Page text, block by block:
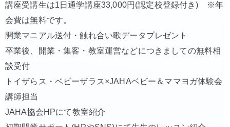
講座受講生は1日通学講座33,000円(認定校登録付き) ※年
会費は無料です。
開業マニアル送付・触れ合い歌データプレゼント
卒業後、開業・集客・教室運営などにつきましての無料相
談受付
トイザらス・ベビーザラス×JAHAベビー＆ママヨガ体験会
講師担当
JAHA協会HPにて教室紹介